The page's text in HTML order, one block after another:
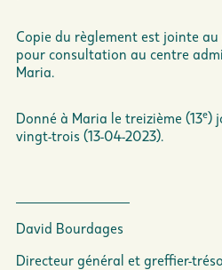
Copie du règlement est jointe
pour consultation au centre
Maria.
Donné à Maria le treizième (13e)
vingt-trois (13-04-2023).
David Bourdages
Directeur général et greffier-